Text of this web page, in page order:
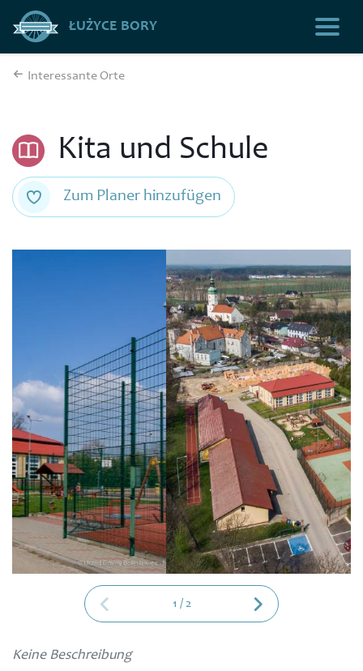
ŁUŻYCE BORY
Interessante Orte
Kita und Schule
Zum Planer hinzufügen
1 /2
Keine Beschreibung